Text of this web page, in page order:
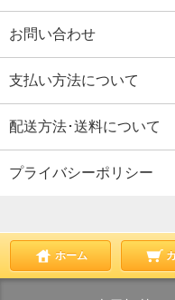
お問い合わせ
支払い方法について
配送方法･送料について
プライバシーポリシー
ホーム